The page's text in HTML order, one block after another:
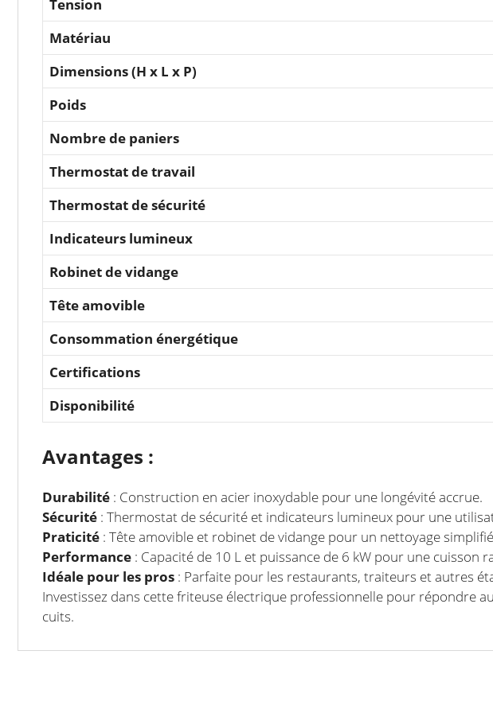
Tension
Matériau
Dimensions (H x L x P)
Poids
Nombre de paniers
Thermostat de travail
Thermostat de sécurité
Indicateurs lumineux
Robinet de vidange
Tête amovible
Consommation énergétique
Certifications
Disponibilité
Avantages :
Durabilité : Construction en acier inoxydable pour une longévité accrue.
Sécurité : Thermostat de sécurité et indicateurs lumineux pour une
Praticité : Tête amovible et robinet de vidange pour un nettoyage
Performance : Capacité de 10 L et puissance de 6 kW pour une cuisson
Idéale pour les pros : Parfaite pour les restaurants, traiteurs et autres
Investissez dans cette friteuse électrique professionnelle pour répondre
cuits.